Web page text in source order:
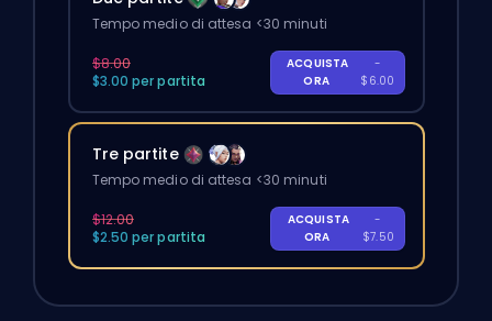
Tempo medio di attesa <30 minuti
$8.00
$3.00 per partita
ACQUISTA
ORA
-
$6.00
Tre partite
Tempo medio di attesa <30 minuti
$12.00
$2.50 per partita
ACQUISTA
ORA
-
$7.50